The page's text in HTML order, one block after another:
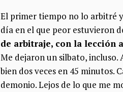
El primer tiempo no lo arbitré
día en el que peor estuvieron
de arbitraje, con la lección
Me dejaron un silbato, incluso.
bien dos veces en 45 minutos.
demonio. Lejos de lo que me